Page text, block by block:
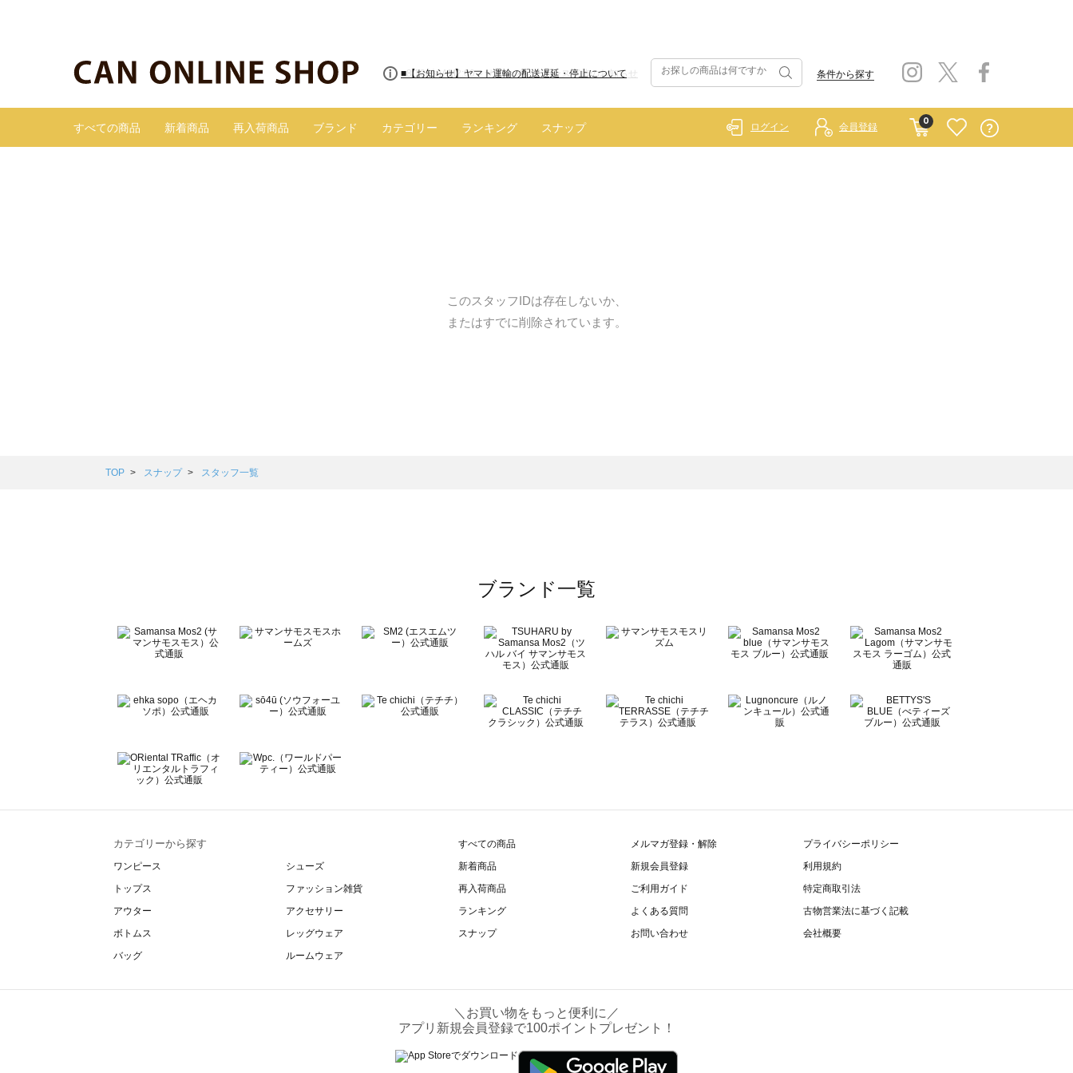
■8/13(木)AM2:00～サイトメンテナンス実施のお知らせ
■【お知らせ】ヤマト運輸の配送遅延・停止について 条件から探す
すべての商品 新着商品 再入荷商品 ブランド カテゴリー ランキング スナップ
0
ログイン 会員登録
このスタッフIDは存在しないか、
またはすでに削除されています。
TOP スナップ スタッフ一覧
ブランド一覧
カテゴリーから探す
ワンピース
トップス
アウター
ボトムス
バッグ
シューズ
ファッション雑貨
アクセサリー
レッグウェア
ルームウェア
すべての商品
新着商品
再入荷商品
ランキング
スナップ
メルマガ登録・解除
新規会員登録
ご利用ガイド
よくある質問
お問い合わせ
プライバシーポリシー
利用規約
特定商取引法
古物営業法に基づく記載
会社概要
＼お買い物をもっと便利に／
アプリ新規会員登録で100ポイントプレゼント！